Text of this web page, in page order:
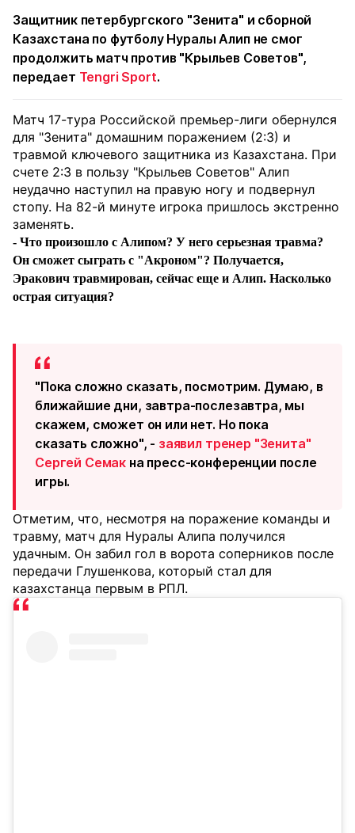
Защитник петербургского "Зенита" и сборной
Казахстана по футболу Нуралы Алип не смог
продолжить матч против "Крыльев Советов",
передает Tengri Sport.
Матч 17-тура Российской премьер-лиги обернулся
для "Зенита" домашним поражением (2:3) и
травмой ключевого защитника из Казахстана. При
счете 2:3 в пользу "Крыльев Советов" Алип
неудачно наступил на правую ногу и подвернул
стопу. На 82-й минуте игрока пришлось экстренно
заменять.
- Что произошло с Алипом? У него серьезная травма?
Он сможет сыграть с "Акроном"? Получается,
Эракович травмирован, сейчас еще и Алип. Насколько
острая ситуация?
"Пока сложно сказать, посмотрим. Думаю, в
ближайшие дни, завтра-послезавтра, мы
скажем, сможет он или нет. Но пока
сказать сложно", - заявил тренер "Зенита"
Сергей Семак на пресс-конференции после
игры.
Отметим, что, несмотря на поражение команды и
травму, матч для Нуралы Алипа получился
удачным. Он забил гол в ворота соперников после
передачи Глушенкова, который стал для
казахстанца первым в РПЛ.